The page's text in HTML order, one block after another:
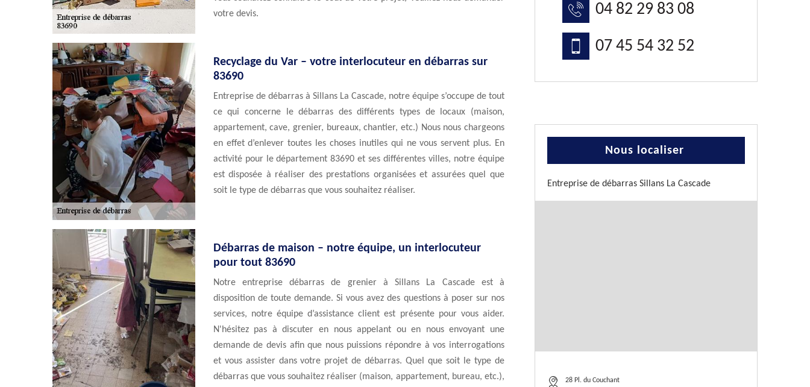
votre devis.
Recyclage du Var – votre interlocuteur en débarras sur
83690
Entreprise de débarras à Sillans La Cascade, notre équipe s’occupe de tout
ce qui concerne le débarras des différents types de locaux (maison,
appartement, cave, grenier, bureaux, chantier, etc.) Nous nous chargeons
en effet d’enlever toutes les choses inutiles qui ne vous servent plus. En
activité pour le département 83690 et ses différentes villes, notre équipe
est disposée à réaliser des prestations organisées et assurées quel que
soit le type de débarras que vous souhaitez réaliser.
Débarras de maison – notre équipe, un interlocuteur
pour tout 83690
Notre entreprise débarras de grenier à Sillans La Cascade est à
disposition de toute demande. Si vous avez des questions à poser sur nos
services, notre équipe d’assistance client est présente pour vous aider.
N'hésitez pas à discuter en nous appelant ou en nous envoyant une
demande de devis afin que nous puissions répondre à vos interrogations
et vous assister dans votre projet de débarras. Quel que soit le type de
débarras que vous souhaitez réaliser (maison, appartement, bureau, etc.),
04 82 29 83 08
07 45 54 32 52
Nous localiser
Entreprise de débarras Sillans La Cascade
28 Pl. du Couchant